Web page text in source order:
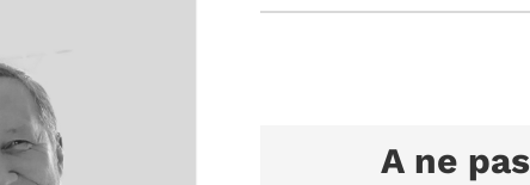
A ne pas